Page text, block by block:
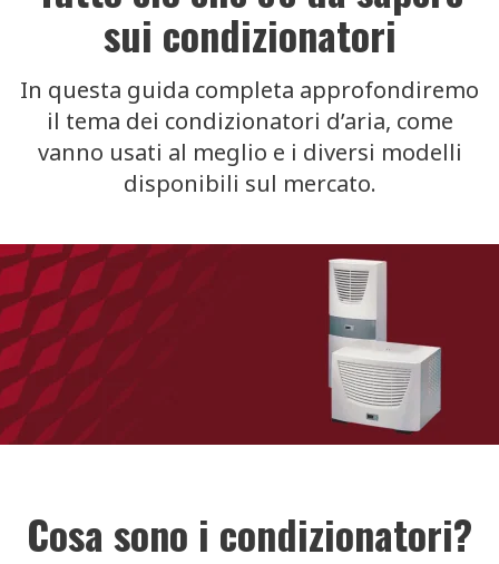
sui condizionatori
In questa guida completa approfondiremo
il tema dei condizionatori d’aria, come
vanno usati al meglio e i diversi modelli
disponibili sul mercato.
Cosa sono i condizionatori?